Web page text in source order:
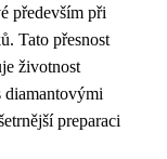
především při
Tato přesnost
životnost
diamantovými
preparaci